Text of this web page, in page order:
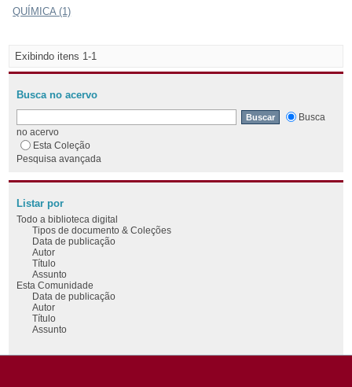
QUÍMICA (1)
Exibindo itens 1-1
Busca no acervo
Busca
no acervo
Esta Coleção
Pesquisa avançada
Listar por
Todo a biblioteca digital
Tipos de documento & Coleções
Data de publicação
Autor
Título
Assunto
Esta Comunidade
Data de publicação
Autor
Título
Assunto